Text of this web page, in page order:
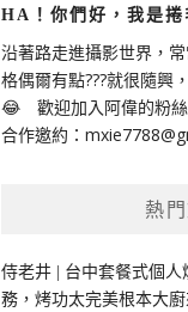
HA！你們好，我是捲
沿著路走進攝影世界，
格偶爾有點???就很隨興
😂 歡迎加入阿偉的粉
合作邀約：
熱
侍老井 | 台中套餐式個
務，烤功太完美根本大